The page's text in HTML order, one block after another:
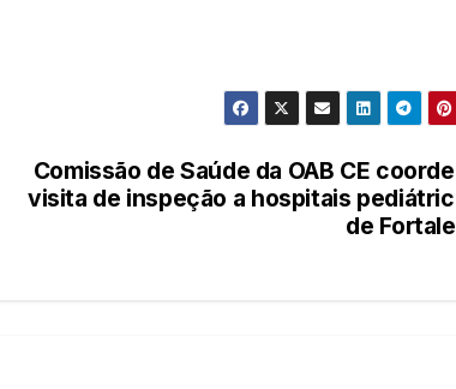
Comissão de Saúde da OAB CE
visita de inspeção a hospitais
de